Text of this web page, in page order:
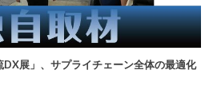
DX展」、サプライチェーン全体の最適化